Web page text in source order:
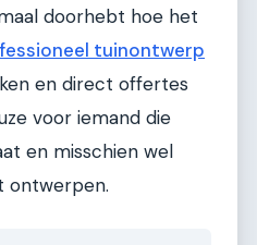
doorhebt hoe het
tuinontwerp
en direct offertes
voor iemand die
en misschien wel
ontwerpen.